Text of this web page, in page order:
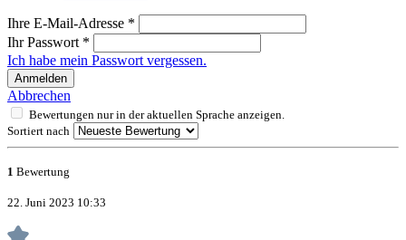
Ihre E-Mail-Adresse *
Ihr Passwort *
Ich habe mein Passwort vergessen.
Anmelden
Abbrechen
Bewertungen nur in der aktuellen Sprache anzeigen.
Sortiert nach
1 Bewertung
22. Juni 2023 10:33